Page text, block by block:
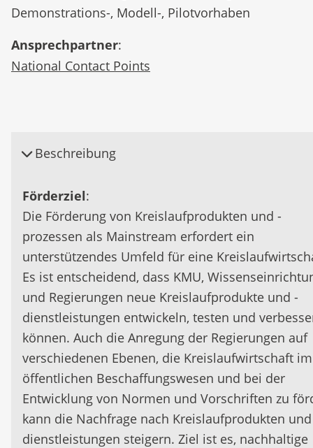
Demonstrations-, Modell-, Pilotvorhaben
Ansprechpartner:
National Contact Points
Beschreibung
Förderziel:
Die Förderung von Kreislaufprodukten und -
prozessen als Mainstream erfordert ein
unterstützendes Umfeld für eine
Es ist entscheidend, dass KMU,
und Regierungen neue Kreislaufprodukte und -
dienstleistungen entwickeln, testen und
können. Auch die Anregung der Regierungen auf
verschiedenen Ebenen, die Kreislaufwirtschaft im
öffentlichen Beschaffungswesen und bei der
Entwicklung von Normen und Vorschriften zu
kann die Nachfrage nach Kreislaufprodukten
dienstleistungen steigern. Ziel ist es, nachhaltige